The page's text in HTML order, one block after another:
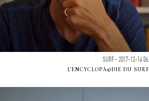
SURF - 2017-12-14
L'ENCYCLOPÃ©DIE DU